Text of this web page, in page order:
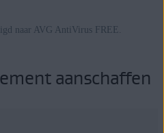
naar AVG AntiVirus FREE.
aanschaffen